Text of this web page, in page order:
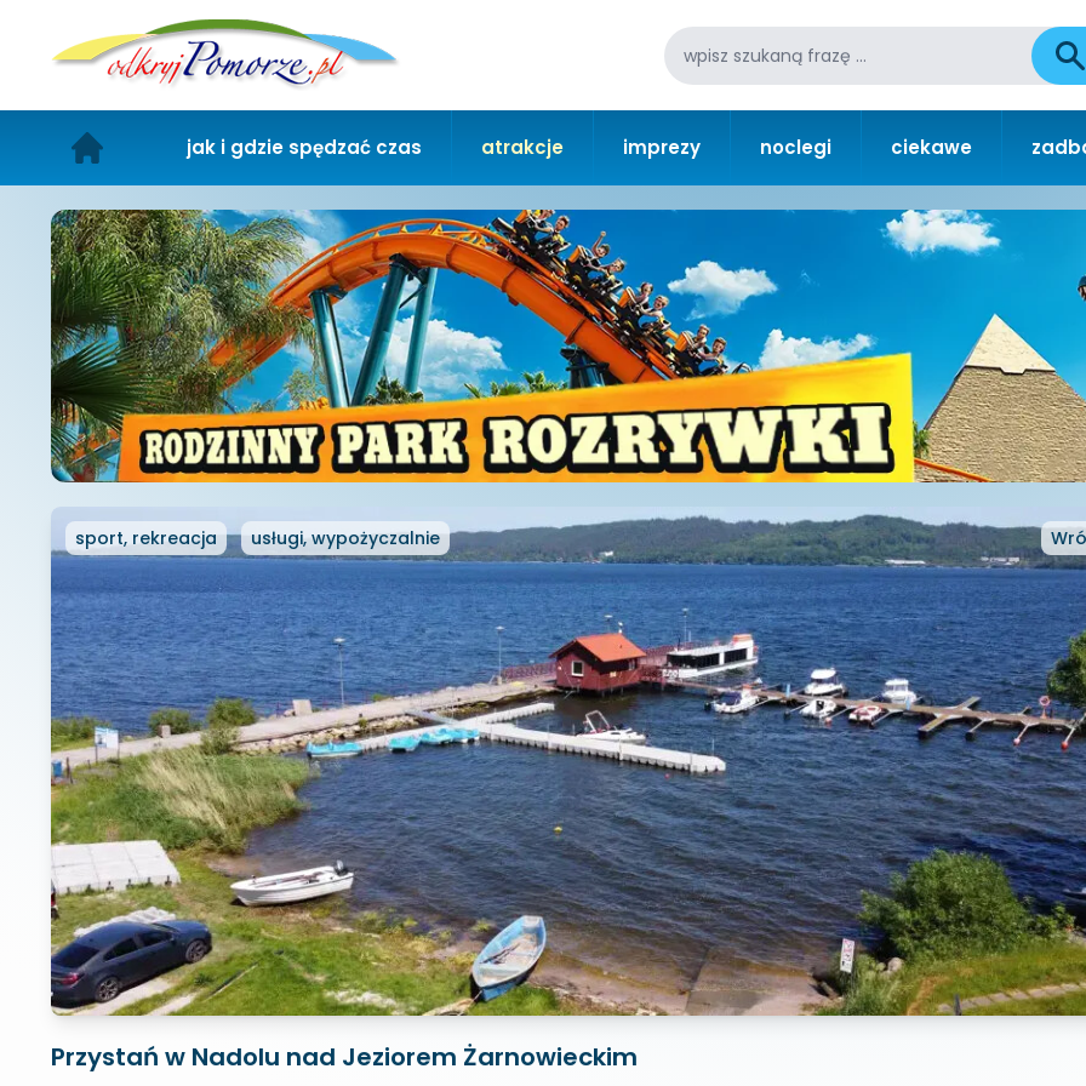
jak i gdzie spędzać czas atrakcje imprezy noclegi ciekawe
sport, rekreacja usługi, wypożyczalnie
Przystań w Nadolu nad Jeziorem Żarnowieckim